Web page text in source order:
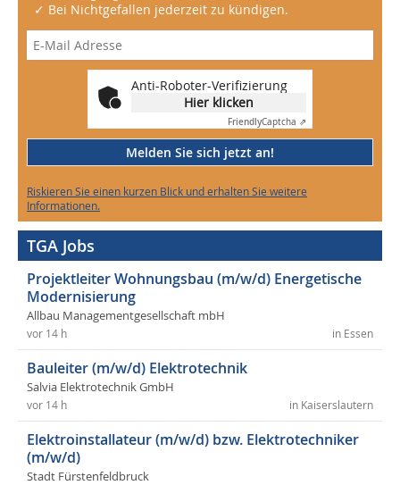
✓ Bei Nichtgefallen jederzeit zu kündigen.
Anti-Roboter-Verifizierung
Hier klicken
FriendlyCaptcha ⇗
Melden Sie sich jetzt an!
Riskieren Sie einen kurzen Blick und erhalten Sie weitere
Informationen.
TGA Jobs
Projektleiter Wohnungsbau (m/w/d) Energetische
Modernisierung
Allbau Managementgesellschaft mbH
in Essen
vor 14 h
Bauleiter (m/w/d) Elektrotechnik
Salvia Elektrotechnik GmbH
in Kaiserslautern
vor 14 h
Elektroinstallateur (m/w/d) bzw. Elektrotechniker
(m/w/d)
Stadt Fürstenfeldbruck